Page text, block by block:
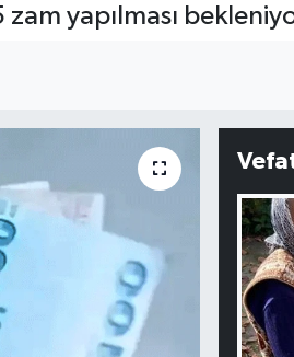
yapılması